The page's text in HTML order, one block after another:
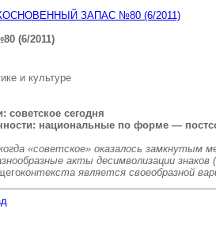
ЗАПАС №80 (6/2011)
(6/2011)
и культуре
советское сегодня
национальные по форме —
«советское» оказалось замкнутым
акты десимволизации
контекста является своеобразной